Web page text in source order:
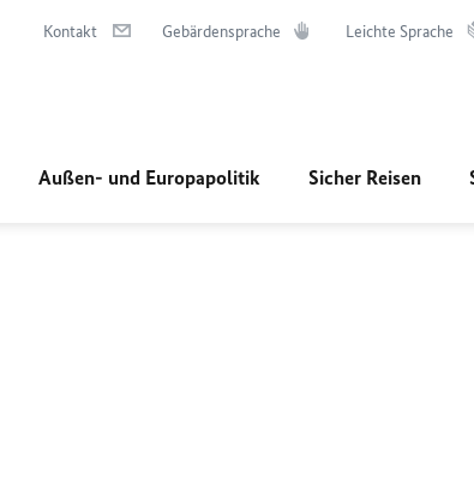
Kontakt Gebärdensprache Leichte Sprache
Außen- und Europapolitik Sicher Reisen